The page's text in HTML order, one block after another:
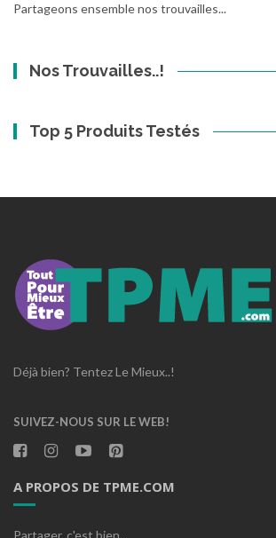
Partageons ensemble nos trouvailles...
Nos Trouvailles..!
Top 5 Produits Testés
Déjà bien? Tentez Le Mieux..!
SUIVEZ-NOUS SUR LE WEB!
A PROPOS DE TPME.COM